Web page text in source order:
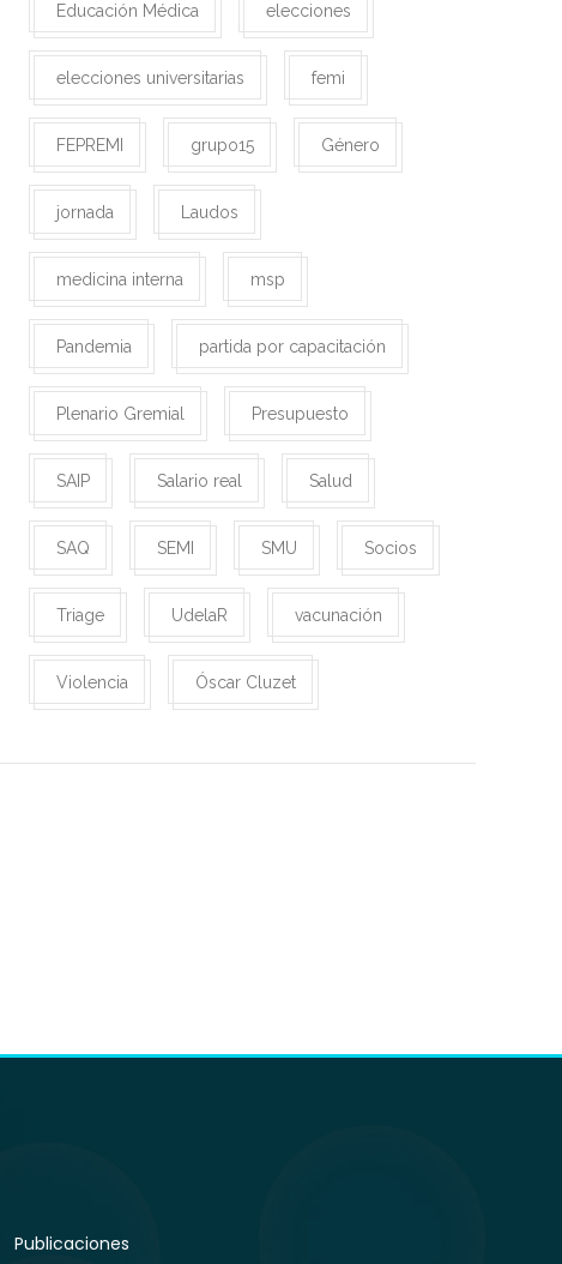
Educación Médica elecciones
elecciones universitarias femi
FEPREMI grupo15 Género
jornada Laudos
medicina interna msp
Pandemia partida por capacitación
Plenario Gremial Presupuesto
SAIP Salario real Salud
SAQ SEMI SMU Socios
Triage UdelaR vacunación
Violencia Óscar Cluzet
Publicaciones